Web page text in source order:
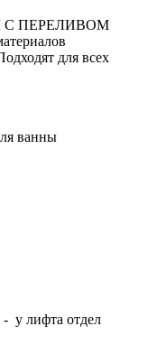
ПЕРЕЛИВОМ
для всех
ванны
у лифта отдел